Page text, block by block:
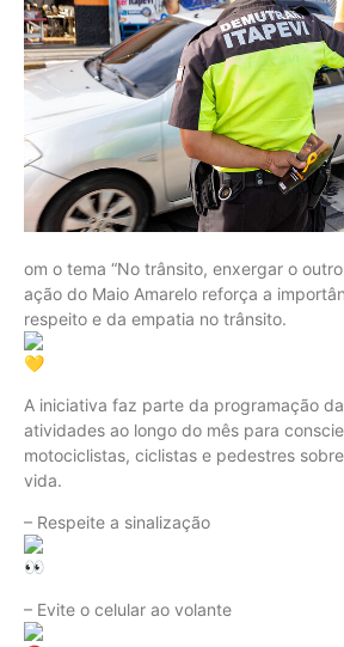
om o tema “No trânsito, enxergar o
ação do Maio Amarelo reforça a
respeito e da empatia no trânsito.
A iniciativa faz parte da programação
atividades ao longo do mês para
motociclistas, ciclistas e pedestres
vida.
– Respeite a sinalização
– Evite o celular ao volante